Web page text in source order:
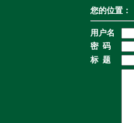
您的位置：
用户名
密 码
标 题